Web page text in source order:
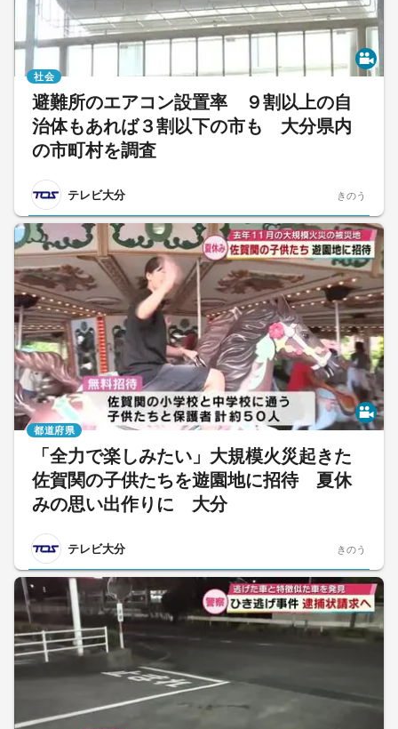
避難所のエアコン設置率 ９割以上の自
治体もあれば３割以下の市も 大分県内
の市町村を調査
テレビ大分
社会
きのう
「全力で楽しみたい」大規模火災起きた
佐賀関の子供たちを遊園地に招待 夏休
みの思い出作りに 大分
テレビ大分
都道府県
きのう